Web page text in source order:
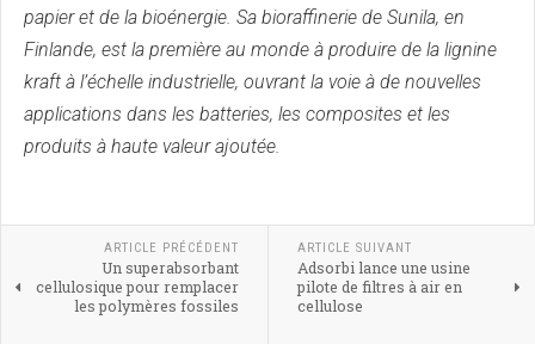
papier et de la bioénergie. Sa bioraffinerie de Sunila, en
Finlande, est la première au monde à produire de la lignine
kraft à l’échelle industrielle, ouvrant la voie à de nouvelles
applications dans les batteries, les composites et les
produits à haute valeur ajoutée.
ARTICLE PRÉCÉDENT
Un superabsorbant
cellulosique pour remplacer
les polymères fossiles
ARTICLE SUIVANT
Adsorbi lance une usine
pilote de filtres à air en
cellulose